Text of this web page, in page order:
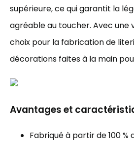
supérieure, ce qui garantit la
agréable au toucher. Avec une
choix pour la fabrication de
décorations faites à la main
Avantages et
Fabriqué à partir de 100